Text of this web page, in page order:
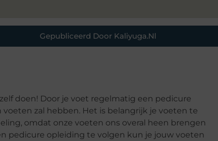
Gepubliceerd Door Kaliyuga.nl
zelf doen! Door je voet regelmatig een pedicure
zal hebben. Het is belangrijk je voeten te
omdat onze voeten ons overal heen brengen
pedicure opleiding te volgen kun je jouw voeten